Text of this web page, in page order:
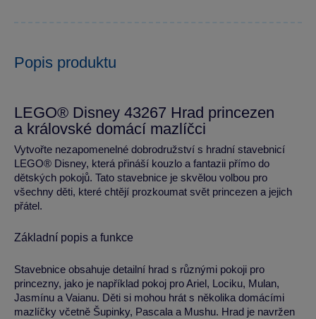
Popis produktu
LEGO® Disney 43267 Hrad princezen
a královské domácí mazlíčci
Vytvořte nezapomenelné dobrodružství s hradní stavebnicí
LEGO® Disney, která přináší kouzlo a fantazii přímo do
dětských pokojů. Tato stavebnice je skvělou volbou pro
všechny děti, které chtějí prozkoumat svět princezen a jejich
přátel.
Základní popis a funkce
Stavebnice obsahuje detailní hrad s různými pokoji pro
princezny, jako je například pokoj pro Ariel, Lociku, Mulan,
Jasmínu a Vaianu. Děti si mohou hrát s několika domácími
mazlíčky včetně Šupinky, Pascala a Mushu. Hrad je navržen